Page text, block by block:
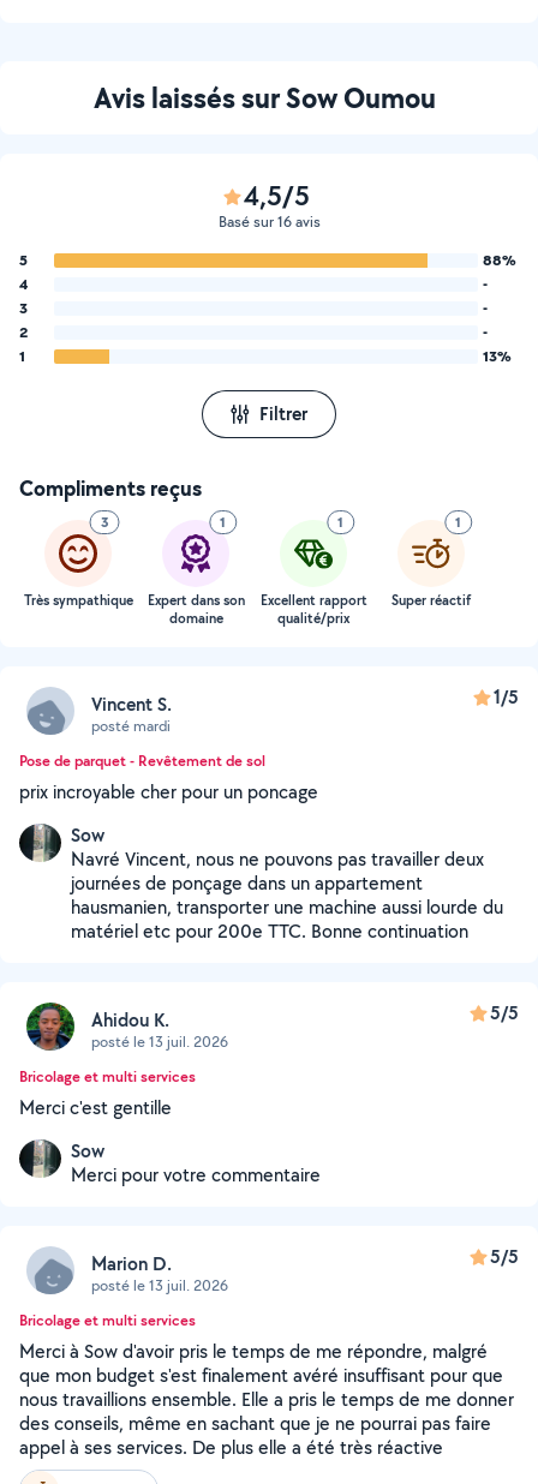
Avis laissés sur Sow Oumou
4,5/5
Basé sur 16 avis
5
88%
4
-
3
-
2
-
1
13%
Filtrer
Compliments reçus
3
Très sympathique
1
Expert dans son
domaine
1
Excellent rapport
qualité/prix
1
Super réactif
Vincent S.
posté mardi
1/5
Pose de parquet - Revêtement de sol
prix incroyable cher pour un poncage
Sow
Navré Vincent, nous ne pouvons pas travailler deux
journées de ponçage dans un appartement
hausmanien, transporter une machine aussi lourde du
matériel etc pour 200e TTC. Bonne continuation
Ahidou K.
posté le 13 juil. 2026
5/5
Bricolage et multi services
Merci c'est gentille
Sow
Merci pour votre commentaire
Marion D.
posté le 13 juil. 2026
5/5
Bricolage et multi services
Merci à Sow d'avoir pris le temps de me répondre, malgré
que mon budget s'est finalement avéré insuffisant pour que
nous travaillions ensemble. Elle a pris le temps de me donner
des conseils, même en sachant que je ne pourrai pas faire
appel à ses services. De plus elle a été très réactive